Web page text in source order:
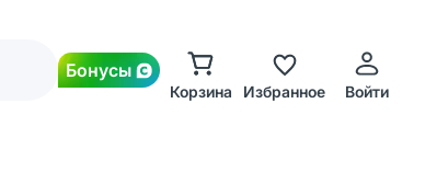
Бонусы
Корзина Избранное Войти